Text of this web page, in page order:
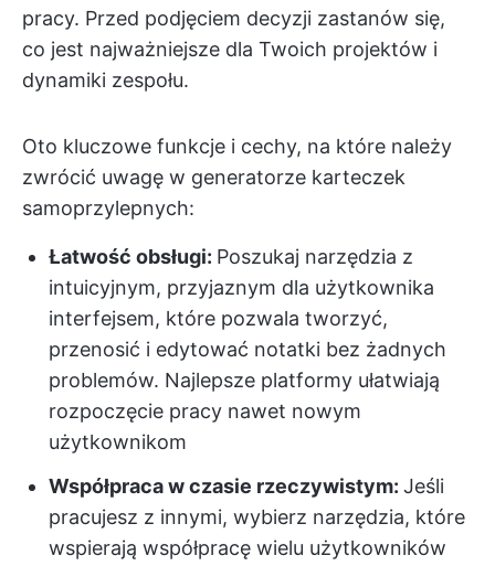
pracy. Przed podjęciem decyzji zastanów się,
co jest najważniejsze dla Twoich projektów i
dynamiki zespołu.
Oto kluczowe funkcje i cechy, na które należy
zwrócić uwagę w generatorze karteczek
samoprzylepnych:
Łatwość obsługi: Poszukaj narzędzia z
intuicyjnym, przyjaznym dla użytkownika
interfejsem, które pozwala tworzyć,
przenosić i edytować notatki bez żadnych
problemów. Najlepsze platformy ułatwiają
rozpoczęcie pracy nawet nowym
użytkownikom
Współpraca w czasie rzeczywistym: Jeśli
pracujesz z innymi, wybierz narzędzia, które
wspierają współpracę wielu użytkowników